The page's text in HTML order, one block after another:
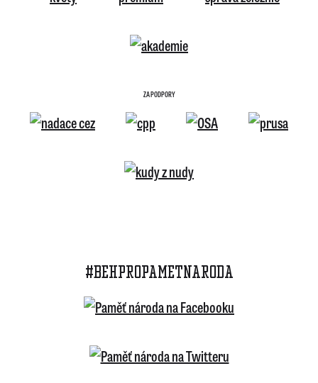
ZA PODPORY
#BEHPROPAMETNARODA